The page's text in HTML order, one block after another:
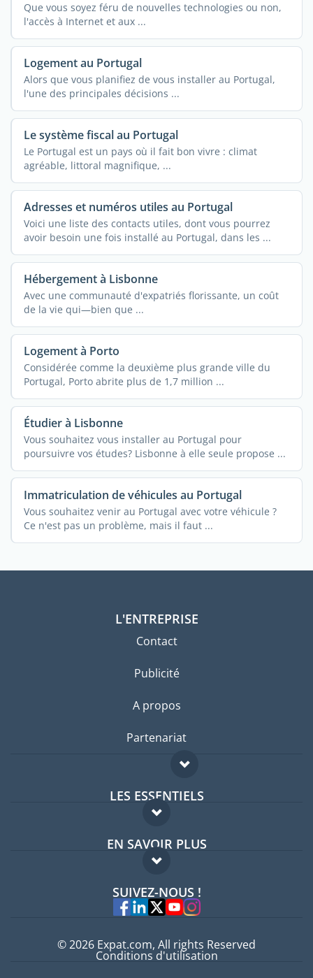
Que vous soyez féru de nouvelles technologies ou non,
l'accès à Internet et aux ...
Logement au Portugal
Alors que vous planifiez de vous installer au Portugal,
l'une des principales décisions ...
Le système fiscal au Portugal
Le Portugal est un pays où il fait bon vivre : climat
agréable, littoral magnifique, ...
Adresses et numéros utiles au Portugal
Voici une liste des contacts utiles, dont vous pourrez
avoir besoin une fois installé au Portugal, dans les ...
Hébergement à Lisbonne
Avec une communauté d'expatriés florissante, un coût
de la vie qui—bien que ...
Logement à Porto
Considérée comme la deuxième plus grande ville du
Portugal, Porto abrite plus de 1,7 million ...
Étudier à Lisbonne
Vous souhaitez vous installer au Portugal pour
poursuivre vos études? Lisbonne à elle seule propose ...
Immatriculation de véhicules au Portugal
Vous souhaitez venir au Portugal avec votre véhicule ?
Ce n'est pas un problème, mais il faut ...
L'ENTREPRISE
Contact
Publicité
A propos
Partenariat
LES ESSENTIELS
Forum expatriés
Guides pays
EN SAVOIR PLUS
FAQ
Experts
SUIVEZ-NOUS !
© 2026 Expat.com, All rights Reserved
Conditions d'utilisation